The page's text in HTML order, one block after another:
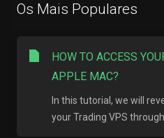
Os Mais Populares
HOW TO ACCESS
APPLE MAC?
In this tutorial, we will
your Trading VPS through